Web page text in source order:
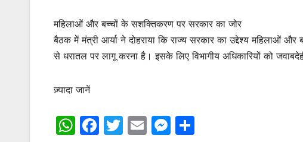
महिलाओं और बच्चों के सशक्तिकरण पर सरकार का जोर
बैठक में मंत्री आर्या ने दोहराया कि राज्य सरकार का उद्देश्य महिलाओं
से धरातल पर लागू करना है। इसके लिए विभागीय अधिकारियों को
ज़्यादा जानें
W F
T
E
M